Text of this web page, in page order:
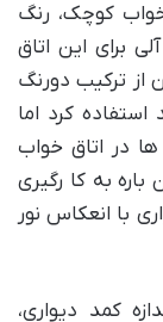
کوچک، رنگ
برای این اتاق
ترکیب دورنگ
کرد اما
در اتاق خواب
به کا رگیری
با انعکاس نور
کمد دیواری،